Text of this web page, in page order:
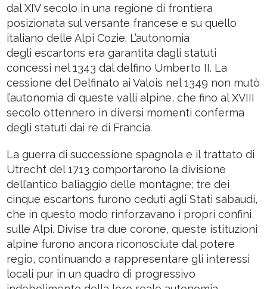
dal XIV secolo in una regione di frontiera
posizionata sul versante francese e su quello
italiano delle Alpi Cozie. L’autonomia
degli escartons era garantita dagli statuti
concessi nel 1343 dal delfino Umberto II. La
cessione del Delfinato ai Valois nel 1349 non mutò
l’autonomia di queste valli alpine, che fino al XVIII
secolo ottennero in diversi momenti conferma
degli statuti dai re di Francia.
La guerra di successione spagnola e il trattato di
Utrecht del 1713 comportarono la divisione
dell’antico baliaggio delle montagne; tre dei
cinque escartons furono ceduti agli Stati sabaudi,
che in questo modo rinforzavano i propri confini
sulle Alpi. Divise tra due corone, queste istituzioni
alpine furono ancora riconosciute dal potere
regio, continuando a rappresentare gli interessi
locali pur in un quadro di progressivo